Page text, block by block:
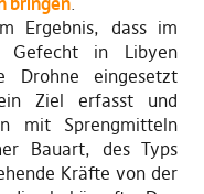
Ergebnis, dass im
Gefecht in Libyen
Drohne eingesetzt
Ziel erfasst und
mit Sprengmitteln
Bauart, des Typs
Kräfte von der